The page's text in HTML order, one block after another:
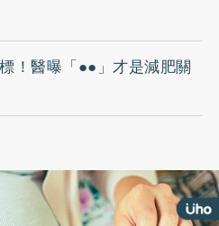
！醫曝「●●」才是減肥關